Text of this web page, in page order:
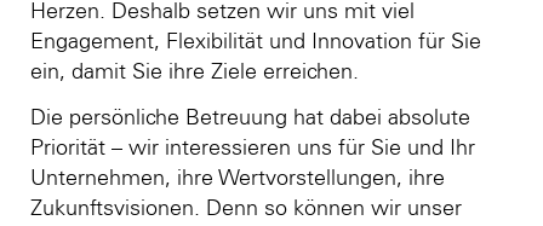
Herzen. Deshalb setzen wir uns mit viel
Engagement, Flexibilität und Innovation für Sie
ein, damit Sie ihre Ziele erreichen.
Die persönliche Betreuung hat dabei absolute
Priorität – wir interessieren uns für Sie und Ihr
Unternehmen, ihre Wertvorstellungen, ihre
Zukunftsvisionen. Denn so können wir unser